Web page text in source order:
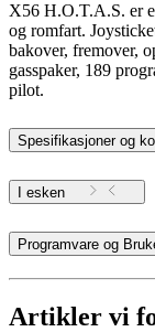
X56 H.O.T.A.S. er
og romfart.
bakover, fremover,
gasspaker, 189
pilot.
Spesifikasjoner og
I esken
Artikler vi